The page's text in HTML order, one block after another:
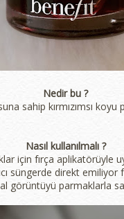
Nedir bu ?
sahip kırmızımsı
Nasıl kullanılmalı ?
için fırça aplikatörüyle
süngerde direkt
görüntüyü parmaklarla